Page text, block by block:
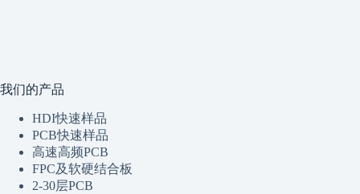
我们的产品
HDI快速样品
PCB快速样品
高速高频PCB
FPC及软硬结合板
2-30层PCB